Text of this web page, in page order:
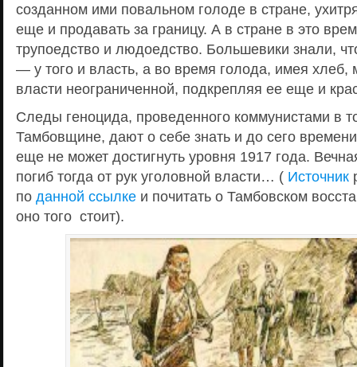
созданном ими повальном голоде в стране,
еще и продавать за границу. А в стране в это
трупоедство и людоедство. Большевики знали,
— у того и власть, а во время голода, имея хлеб,
власти неограниченной, подкрепляя ее еще и
Следы геноцида, проведенного коммунистами в
Тамбовщине, дают о себе знать и до сего
еще не может достигнуть уровня 1917 года.
погиб тогда от рук уголовной власти… ( Источник
по данной ссылке и почитать о Тамбовском
оно того стоит).